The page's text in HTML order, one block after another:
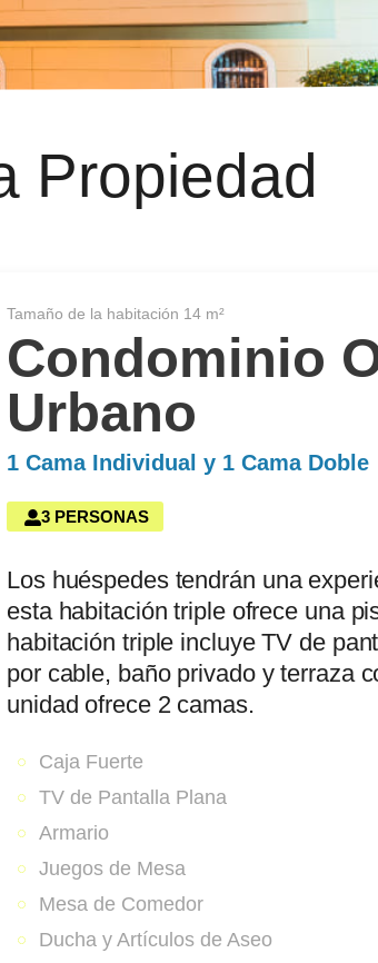
Propiedad
Tamaño de la habitación 14 m²
Condominio
Urbano
1 Cama Individual y 1 Cama Doble
3 PERSONAS
Los huéspedes tendrán una
esta habitación triple ofrece una
habitación triple incluye TV de
por cable, baño privado y terraza
unidad ofrece 2 camas.
Caja Fuerte
TV de Pantalla Plana
Armario
Juegos de Mesa
Mesa de Comedor
Ducha y Artículos de Aseo